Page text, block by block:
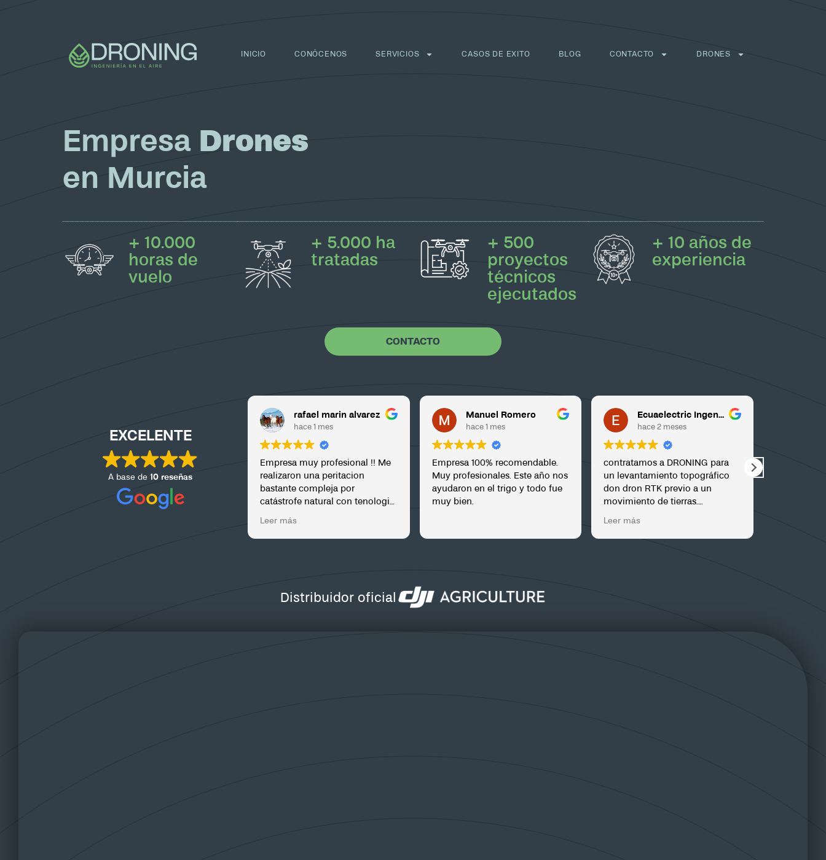
INICIO CONÓCENOS SERVICIOS CASOS DE EXITO BLOG CONTACTO DRONES
Empresa Drones
en Murcia
+ 10.000
horas de
vuelo
+ 5.000 ha
tratadas
+ 500
proyectos
técnicos
ejecutados
+ 10 años de
experiencia
CONTACTO
EXCELENTE
A base de 10 reseñas
rafael marin alvarez
Empresa muy profesional !! Me
realizaron una peritacion
bastante compleja por
catástrofe natural con tenologia
estudio muy bien redactado.
Manuel Romero
Empresa 100% recomendable.
Muy profesionales. Este año nos
ayudaron en el trigo y todo fue
muy bien.
Ecuaelectric Ingeniería
hace 2 meses
contratamos a DRONING para
un levantamiento topográfico
don dron RTK previo a un
movimiento de tierras.
en solo 3 días nos entregaron la
cartografía y los planos
profesionales.
Totalmente recomendables.
Rafael Bellido Cruz
Profesionales del sector,
la época de lluvias este 2026,
tuve problemas para entrar
el tractor al olivar, los llamé
en el mismo día me dejaron
Distribuidor oficial